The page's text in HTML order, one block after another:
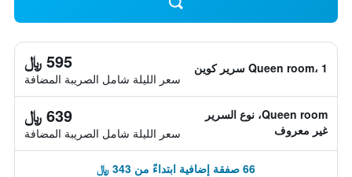
Queen room، 1 سرير كوين 595 ﷼
سعر الليلة شامل الصريبة المضافة
Queen room، نوع السرير
غير معروف
639 ﷼
سعر الليلة شامل الصريبة المضافة
66 صفقة إضافية ابتداءً من 343 ﷼